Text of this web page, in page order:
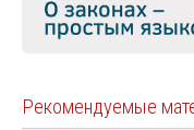
Рекомендуемые